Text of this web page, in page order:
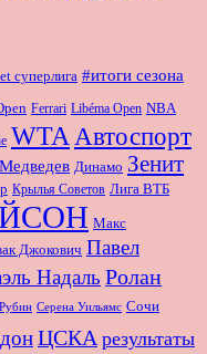
суперлига #итоги сезона
Ferrari Libéma Open NBA
WTA Автоспорт
Динамо Зенит
Крылья Советов Лига ВТБ
Макс
Джокович Павел
Надаль Ролан
Рубин Серена Уильямс Сочи
ЦСКА результаты